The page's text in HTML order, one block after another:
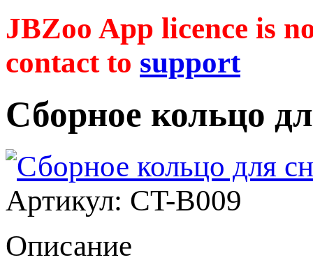
JBZoo App licence is
contact to support
Сборное кольцо
Артикул: CT-B009
Описание